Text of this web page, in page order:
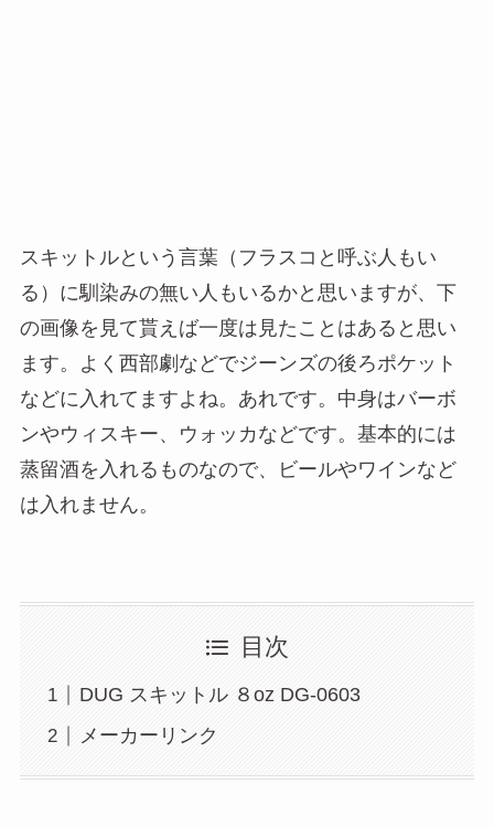
スキットルという言葉（フラスコと呼ぶ人もい
る）に馴染みの無い人もいるかと思いますが、下
の画像を見て貰えば一度は見たことはあると思い
ます。よく西部劇などでジーンズの後ろポケット
などに入れてますよね。あれです。中身はバーボ
ンやウィスキー、ウォッカなどです。基本的には
蒸留酒を入れるものなので、ビールやワインなど
は入れません。
目次
DUG スキットル ８oz DG-0603
メーカーリンク